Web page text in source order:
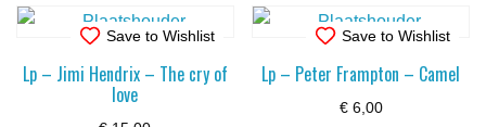
Save to Wishlist
Lp – Jimi Hendrix – The cry of
love
Save to Wishlist
Lp – Peter Frampton – Camel
€6,00